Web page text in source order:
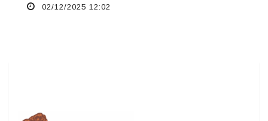
02/12/2025 12:02